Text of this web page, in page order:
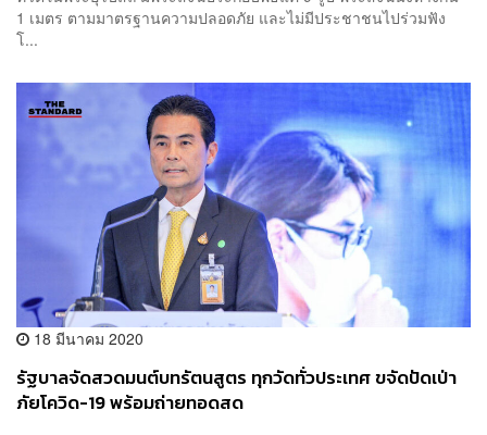
1 เมตร ตามมาตรฐานความปลอดภัย และไม่มีประชาชนไปร่วมฟัง
โ...
18 มีนาคม 2020
รัฐบาลจัดสวดมนต์บทรัตนสูตร ทุกวัดทั่วประเทศ ขจัดปัดเป่า
ภัยโควิด-19 พร้อมถ่ายทอดสด